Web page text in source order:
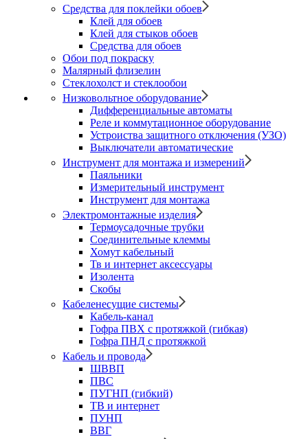
Средства для поклейки обоев
Клей для обоев
Клей для стыков обоев
Средства для обоев
Обои под покраску
Малярный флизелин
Стеклохолст и стеклообои
Низковольтное оборудование
Дифференциальные автоматы
Реле и коммутационное оборудование
Устроиства защитного отключения (УЗО)
Выключатели автоматические
Инструмент для монтажа и измерений
Паяльники
Измерительный инструмент
Инструмент для монтажа
Электромонтажные изделия
Термоусадочные трубки
Соединительные клеммы
Хомут кабельный
Тв и интернет аксессуары
Изолента
Скобы
Кабеленесущие системы
Кабель-канал
Гофра ПВХ с протяжкой (гибкая)
Гофра ПНД с протяжкой
Кабель и провода
ШВВП
ПВС
ПУГНП (гибкий)
ТВ и интернет
ПУНП
ВВГ